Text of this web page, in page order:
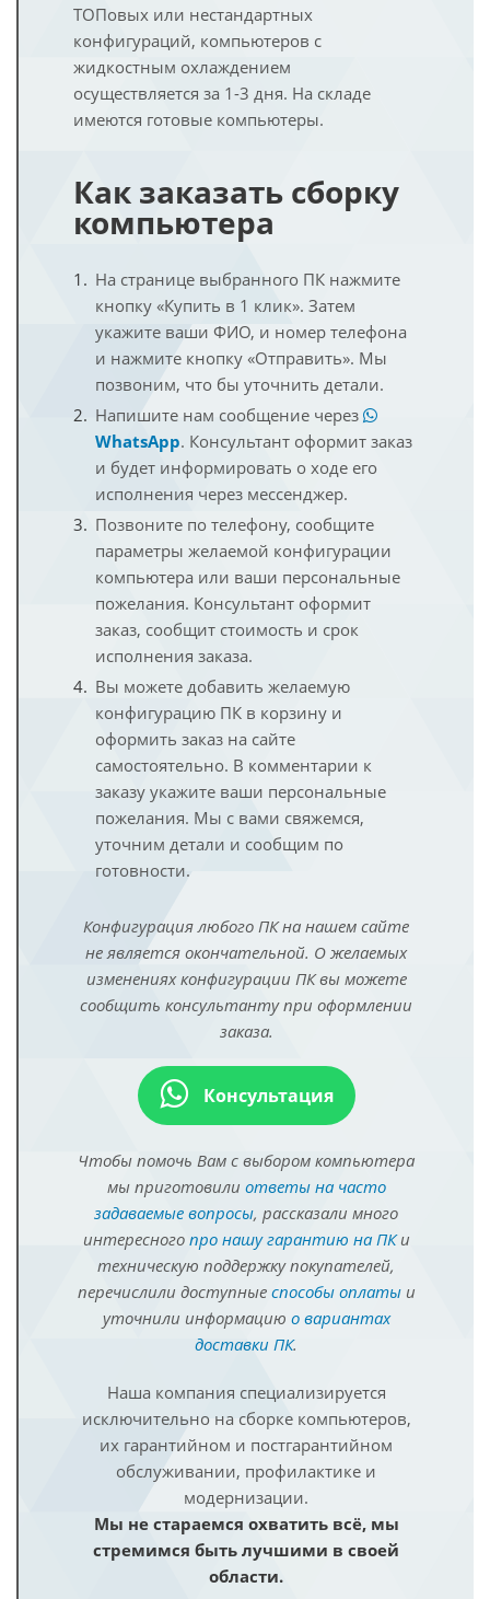
ТОПовых или нестандартных
конфигураций, компьютеров с
жидкостным охлаждением
осуществляется за 1-3 дня. На складе
имеются готовые компьютеры.
Как заказать сборку
компьютера
На странице выбранного ПК нажмите
кнопку «Купить в 1 клик». Затем
укажите ваши ФИО, и номер телефона
и нажмите кнопку «Отправить». Мы
позвоним, что бы уточнить детали.
Напишите нам сообщение через
WhatsApp. Консультант оформит заказ
и будет информировать о ходе его
исполнения через мессенджер.
Позвоните по телефону, сообщите
параметры желаемой конфигурации
компьютера или ваши персональные
пожелания. Консультант оформит
заказ, сообщит стоимость и срок
исполнения заказа.
Вы можете добавить желаемую
конфигурацию ПК в корзину и
оформить заказ на сайте
самостоятельно. В комментарии к
заказу укажите ваши персональные
пожелания. Мы с вами свяжемся,
уточним детали и сообщим по
готовности.
Конфигурация любого ПК на нашем сайте
не является окончательной. О желаемых
изменениях конфигурации ПК вы можете
сообщить консультанту при оформлении
заказа.
Консультация
Чтобы помочь Вам с выбором компьютера
мы приготовили ответы на часто
задаваемые вопросы, рассказали много
интересного про нашу гарантию на ПКи
техническую поддержку покупателей,
перечислили доступные способы оплатыи
уточнили информацию о вариантах
доставки ПК.
Наша компания специализируется
исключительно на сборке компьютеров,
их гарантийном и постгарантийном
обслуживании, профилактике и
модернизации.
Мы не стараемся охватить всё, мы
стремимся быть лучшими в своей
области.